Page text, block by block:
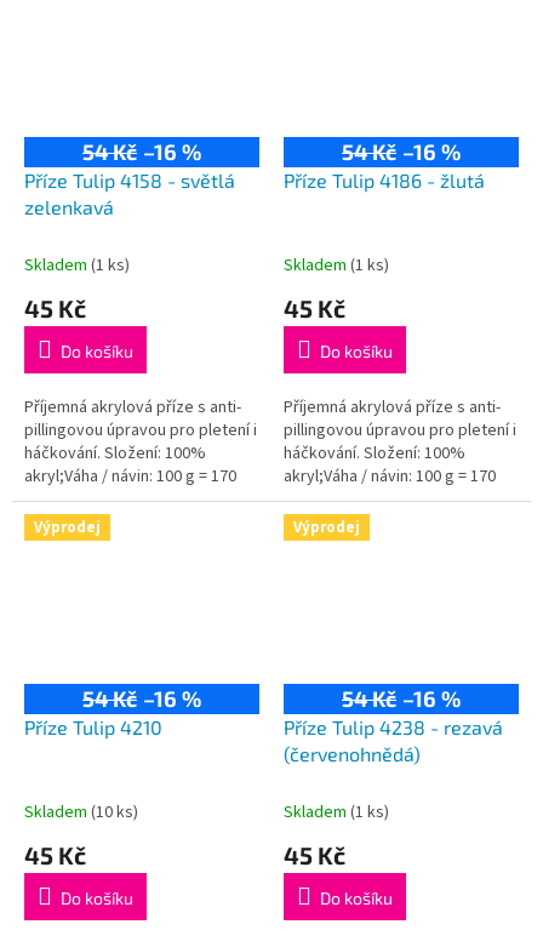
54 Kč –16 %
Příze Tulip 4158 - světlá
zelenkavá
Skladem (1 ks)
45 Kč
Do košíku
Příjemná akrylová příze s anti-
pillingovou úpravou pro pletení i
háčkování. Složení: 100%
akryl;Váha / návin: 100 g = 170
m;Doporučená velikost jehlic /...
54 Kč –16 %
Příze Tulip 4186 - žlutá
Skladem (1 ks)
45 Kč
Do košíku
Příjemná akrylová příze s anti-
pillingovou úpravou pro pletení i
háčkování. Složení: 100%
akryl;Váha / návin: 100 g = 170
m;Doporučená velikost jehlic /...
Výprodej
54 Kč –16 %
Příze Tulip 4210
Skladem (10 ks)
45 Kč
Do košíku
Výprodej
54 Kč –16 %
Příze Tulip 4238 - rezavá
(červenohnědá)
Skladem (1 ks)
45 Kč
Do košíku